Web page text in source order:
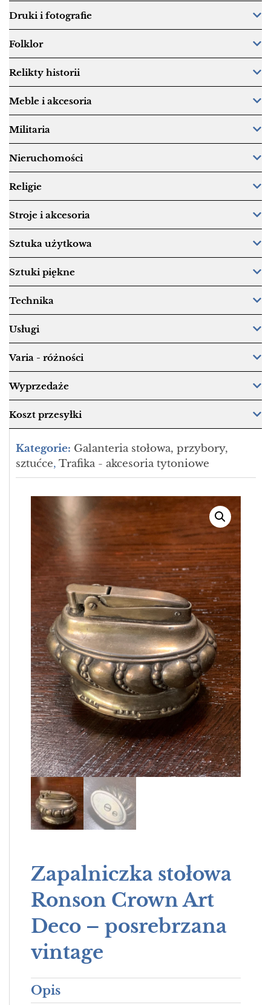
Druki i fotografie
Folklor
Relikty historii
Meble i akcesoria
Militaria
Nieruchomości
Religie
Stroje i akcesoria
Sztuka użytkowa
Sztuki piękne
Technika
Usługi
Varia - różności
Wyprzedaże
Koszt przesyłki
Kategorie: Galanteria stołowa, przybory,
sztućce, Trafika - akcesoria tytoniowe
Zapalniczka stołowa
Ronson Crown Art
Deco – posrebrzana
vintage
Opis